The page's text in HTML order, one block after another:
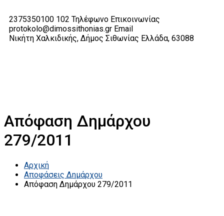
2375350100 102 Τηλέφωνο Επικοινωνίας
protokolo@dimossithonias.gr Email
Νικήτη Χαλκιδικής, Δήμος Σιθωνίας Ελλάδα, 63088
Απόφαση Δημάρχου
279/2011
Αρχική
Αποφάσεις Δημάρχου
Απόφαση Δημάρχου 279/2011